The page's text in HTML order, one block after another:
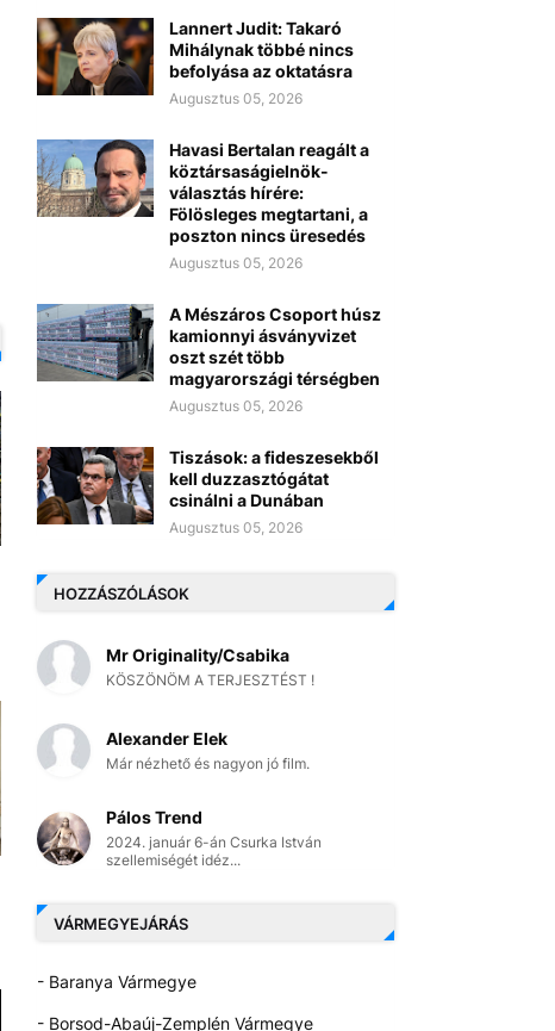
Lannert Judit: Takaró
Mihálynak többé nincs
befolyása az oktatásra
Augusztus 05, 2026
Havasi Bertalan reagált a
köztársaságielnök-
választás hírére:
Fölösleges megtartani, a
poszton nincs üresedés
Augusztus 05, 2026
A Mészáros Csoport húsz
kamionnyi ásványvizet
oszt szét több
magyarországi térségben
Augusztus 05, 2026
Tiszások: a fideszesekből
kell duzzasztógátat
csinálni a Dunában
Augusztus 05, 2026
HOZZÁSZÓLÁSOK
Mr Originality/Csabika
KÖSZÖNÖM A TERJESZTÉST !
Alexander Elek
Már nézhető és nagyon jó film.
Pálos Trend
2024. január 6-án Csurka István
szellemiségét idéz...
VÁRMEGYEJÁRÁS
- Baranya Vármegye
- Borsod-Abaúj-Zemplén Vármegye